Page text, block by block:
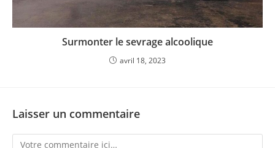
Surmonter le sevrage alcoolique
avril 18, 2023
Laisser un commentaire